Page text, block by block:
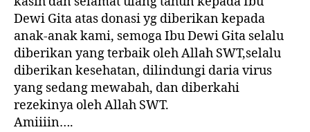
Dewi Gita atas donasi yg diberikan kepada
anak-anak kami, semoga Ibu Dewi Gita selalu
diberikan yang terbaik oleh Allah SWT,selalu
diberikan kesehatan, dilindungi daria virus
yang sedang mewabah, dan diberkahi
rezekinya oleh Allah SWT.
Amiiiin….